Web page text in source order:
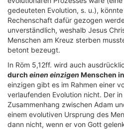
gedeuteten Evolution, s. u.),
Rechenschaft dafür gezogen
unverständlich, weshalb Jesus
Menschen am Kreuz sterben
betont bezeugt.
In Röm 5,12ff. wird auch
durch einen einzigen Menschen
einzigen gibt es im Rahmen einer
verlaufenden Evolution nicht. Der
Zusammenhang zwischen Adam
einem evolutiven Ursprung des
dann nicht, wenn er von Gott